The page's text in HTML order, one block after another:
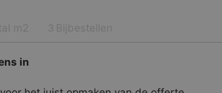
in